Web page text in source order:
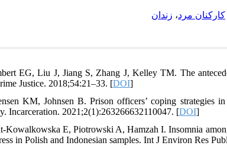
کارکنان مرد، زندان
EG, Liu J, Jiang S, Zhang J, Kelley TM. The
Justice. 2018;54:21–33. [DOI]
KM, Johnsen B. Prison officers’ coping strategies
Incarceration. 2021;2(1):263266632110047. [DOI]
Kowalkowska E, Piotrowski A, Hamzah I. Insomnia
in Polish and Indonesian samples. Int J Environ Res